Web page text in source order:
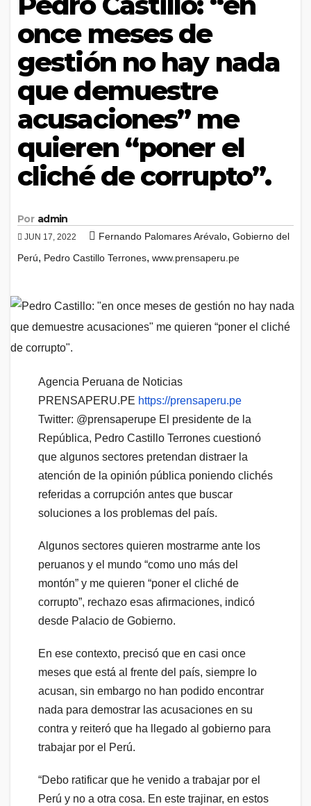
once meses de
gestión no hay nada
que demuestre
acusaciones” me
quieren “poner el
cliché de corrupto”.
Por admin
JUN 17, 2022 Fernando Palomares Arévalo, Gobierno del
Perú, Pedro Castillo Terrones, www.prensaperu.pe
Agencia Peruana de Noticias
PRENSAPERU.PE https://prensaperu.pe
Twitter: @prensaperupe El presidente de la
República, Pedro Castillo Terrones cuestionó
que algunos sectores pretendan distraer la
atención de la opinión pública poniendo clichés
referidas a corrupción antes que buscar
soluciones a los problemas del país.
Algunos sectores quieren mostrarme ante los
peruanos y el mundo “como uno más del
montón” y me quieren “poner el cliché de
corrupto”, rechazo esas afirmaciones, indicó
desde Palacio de Gobierno.
En ese contexto, precisó que en casi once
meses que está al frente del país, siempre lo
acusan, sin embargo no han podido encontrar
nada para demostrar las acusaciones en su
contra y reiteró que ha llegado al gobierno para
trabajar por el Perú.
“Debo ratificar que he venido a trabajar por el
Perú y no a otra cosa. En este trajinar, en estos